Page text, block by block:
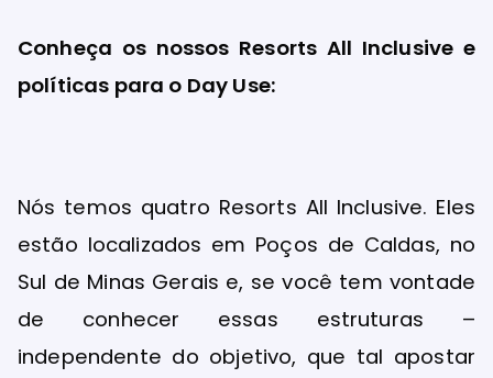
Conheça os nossos Resorts All Inclusive e
políticas para o Day Use:
Nós temos quatro Resorts All Inclusive. Eles
estão localizados em Poços de Caldas, no
Sul de Minas Gerais e, se você tem vontade
de conhecer essas estruturas –
independente do objetivo, que tal apostar